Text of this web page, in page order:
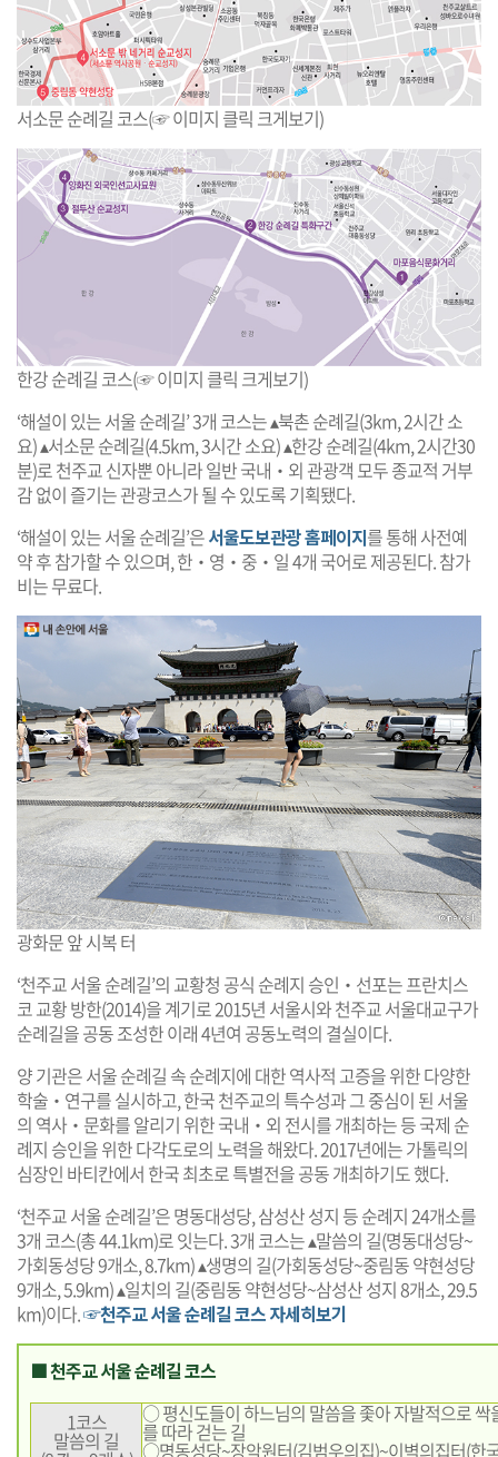
서소문 순례길 코스(☞ 이미지 클릭 크게보기)
한강 순례길 코스(☞ 이미지 클릭 크게보기)
‘해설이 있는 서울 순례길’ 3개 코스는 ▴북촌 순례길(3km, 2시간 소
요) ▴서소문 순례길(4.5km, 3시간 소요) ▴한강 순례길(4km, 2시간30
분)로 천주교 신자뿐 아니라 일반 국내‧외 관광객 모두 종교적 거부
감 없이 즐기는 관광코스가 될 수 있도록 기획됐다.
‘해설이 있는 서울 순례길’은서울도보관광 홈페이지를 통해 사전예
약 후 참가할 수 있으며, 한‧영‧중‧일 4개 국어로 제공된다. 참가
비는 무료다.
광화문 앞 시복 터
‘천주교 서울 순례길’의 교황청 공식 순례지 승인‧선포는 프란치스
코 교황 방한(2014)을 계기로 2015년 서울시와 천주교 서울대교구가
순례길을 공동 조성한 이래 4년여 공동노력의 결실이다.
양 기관은 서울 순례길 속 순례지에 대한 역사적 고증을 위한 다양한
학술‧연구를 실시하고, 한국 천주교의 특수성과 그 중심이 된 서울
의 역사‧문화를 알리기 위한 국내‧외 전시를 개최하는 등 국제 순
례지 승인을 위한 다각도로의 노력을 해왔다. 2017년에는 가톨릭의
심장인 바티칸에서 한국 최초로 특별전을 공동 개최하기도 했다.
‘천주교 서울 순례길’은 명동대성당, 삼성산 성지 등 순례지 24개소를
3개 코스(총 44.1km)로 잇는다. 3개 코스는 ▴말씀의 길(명동대성당~
가회동성당 9개소, 8.7km) ▴생명의 길(가회동성당~중림동 약현성당
9개소, 5.9km) ▴일치의 길(중림동 약현성당~삼성산 성지 8개소, 29.5
km)이다.☞천주교 서울 순례길 코스 자세히보기
■ 천주교 서울 순례길 코스
1코스
말씀의 길
○ 평신도들이 하느님의 말씀을 좇아 자발적으로 싹
를 따라 걷는 길
○명동성당~장악원터(김범우의집)~이벽의집터(한